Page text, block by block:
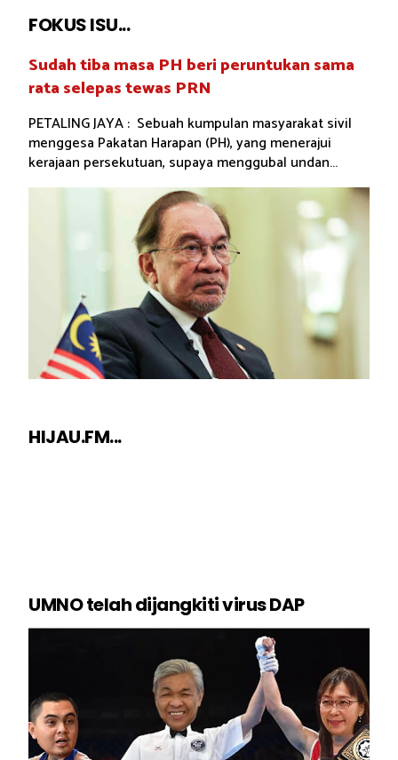
FOKUS ISU...
Sudah tiba masa PH beri peruntukan sama
rata selepas tewas PRN
PETALING JAYA : Sebuah kumpulan masyarakat sivil
menggesa Pakatan Harapan (PH), yang menerajui
kerajaan persekutuan, supaya menggubal undan...
HIJAU.FM...
UMNO telah dijangkiti virus DAP